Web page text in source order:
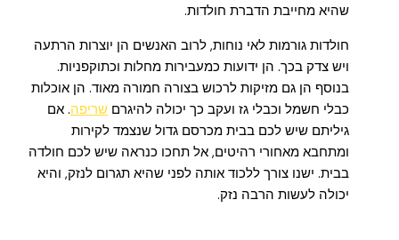
שהיא מחייבת הדברת חולדות.
חולדות גורמות לאי נוחות, לרוב האנשים הן יוצרות הרתעה
ויש צדק בכך. הן ידועות כמעבירות מחלות וכתוקפניות.
בנוסף הן גם מזיקות לרכוש בצורה חמורה מאוד. הן אוכלות
כבלי חשמל וכבלי גז ועקב כך יכולה להיגרם שריפה. אם
גיליתם שיש לכם בבית מכרסם גדול שנצמד לקירות
ומתחבא מאחורי רהיטים, אל תחכו כנראה שיש לכם חולדה
בבית. ישנו צורך ללכוד אותה לפני שהיא תגרום לנזק, והיא
יכולה לעשות הרבה נזק.